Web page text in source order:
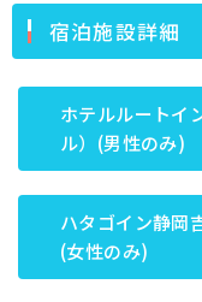
宿泊施設詳細
ホテルルートイ
ル）(男性のみ)
ハタゴイン静岡
(女性のみ)